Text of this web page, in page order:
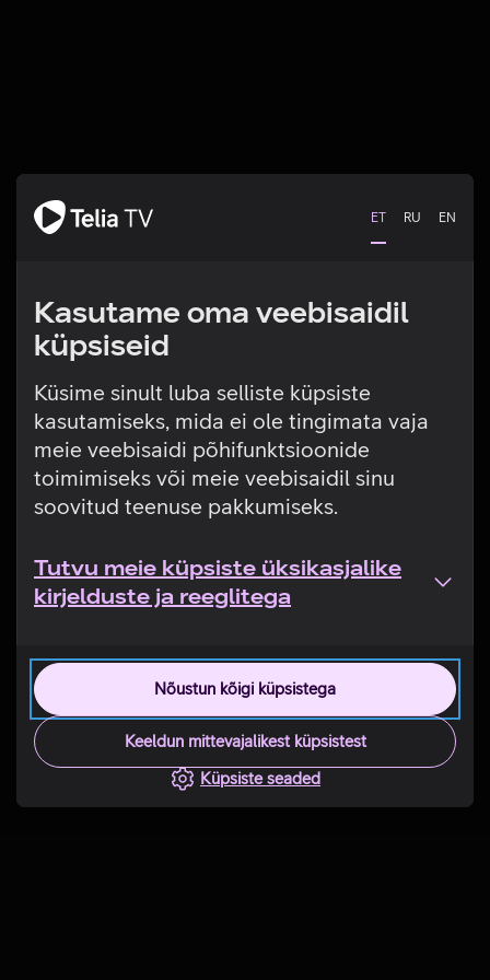
ET RU EN
Kasutame oma veebisaidil
küpsiseid
Küsime sinult luba selliste küpsiste
kasutamiseks, mida ei ole tingimata vaja
meie veebisaidi põhifunktsioonide
toimimiseks või meie veebisaidil sinu
soovitud teenuse pakkumiseks.
Tutvu meie küpsiste üksikasjalike
kirjelduste ja reeglitega
Nõustun kõigi küpsistega
Keeldun mittevajalikest küpsistest
Küpsiste seaded
Tehniline viga